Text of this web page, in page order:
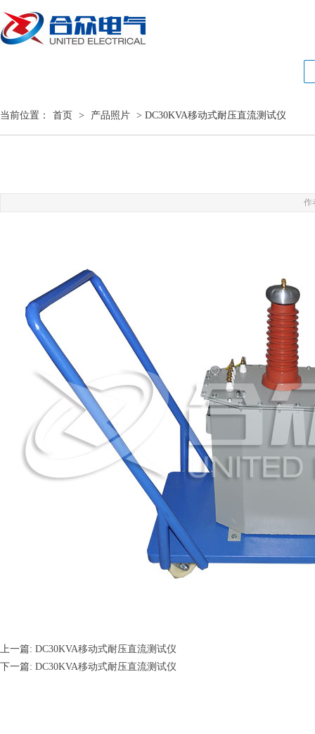
当前位置： 首页 > 产品照片 > DC30KVA移动式耐压直流测试仪
作
上一篇: DC30KVA移动式耐压直流测试仪
下一篇: DC30KVA移动式耐压直流测试仪